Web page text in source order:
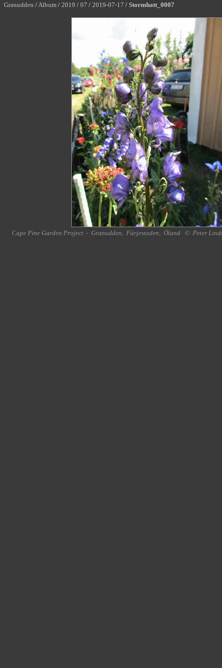
Granudden /Album / 2019 / 07 / 2019-07-17 / Stormhatt_0007
Cape Pine Garden Project - Granudden, Färjestaden, Öland © Peter